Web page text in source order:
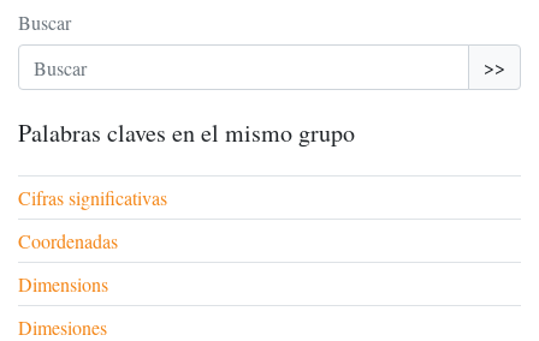
Buscar
>>
Palabras claves en el mismo grupo
Cifras significativas
Coordenadas
Dimensions
Dimesiones